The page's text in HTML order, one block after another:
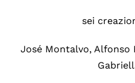
sei
José Montalvo, Alfonso